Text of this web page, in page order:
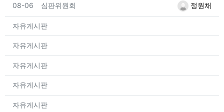
등록자정원채
등록일
08-06 심판위원회
등록일
자유게시판
등록일
자유게시판
등록일
자유게시판
등록일
자유게시판
등록일
자유게시판